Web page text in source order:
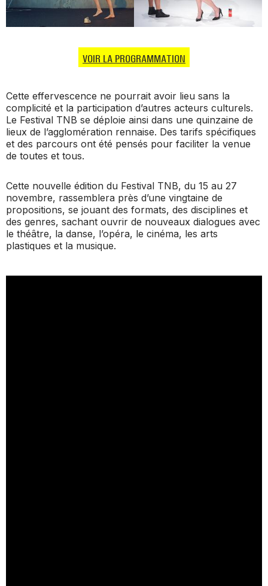
VOIR LA PROGRAMMATION
Cette effervescence ne pourrait avoir lieu sans la
complicité et la participation d’autres acteurs culturels.
Le Festival TNB se déploie ainsi dans une quinzaine de
lieux de l’agglomération rennaise. Des tarifs spécifiques
et des parcours ont été pensés pour faciliter la venue
de toutes et tous.
Cette nouvelle édition du Festival TNB, du 15 au 27
novembre, rassemblera près d’une vingtaine de
propositions, se jouant des formats, des disciplines et
des genres, sachant ouvrir de nouveaux dialogues avec
le théâtre, la danse, l’opéra, le cinéma, les arts
plastiques et la musique.